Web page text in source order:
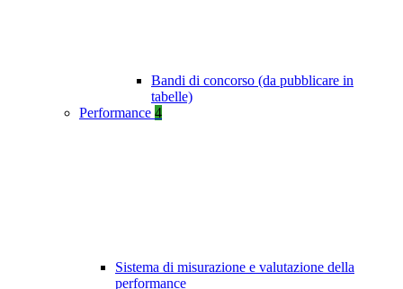
Bandi di concorso (da pubblicare in
tabelle)
Performance 4
Sistema di misurazione e valutazione della
performance